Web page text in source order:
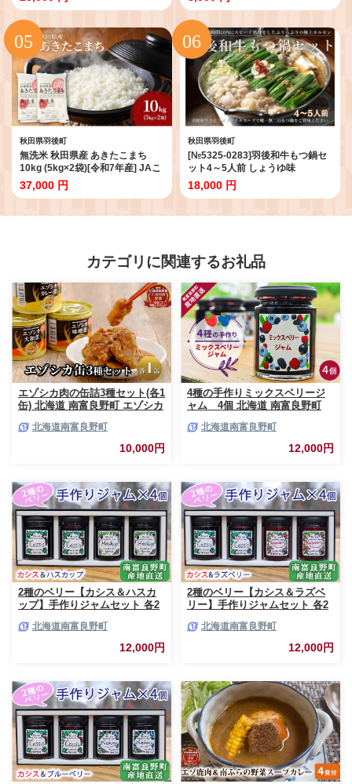
あま味 モチモチ 美味しい ブラン
ド米 銘柄米 秋田 羽後 】
夏のデザート ［菓子舗 木村屋］
【 お菓子 スイーツ ぷるぷる 小分
け 食べ比べ いちご みかん 桃 しろ
くま ラムネ 宇治 抹茶 チョコ ぶど
う 夏 秋田 羽後 】
秋田県羽後町
無洗米 秋田県産 あきたこまち
10kg (5kg×2袋)[令和7年産] JAこ
まち【 米 お米 白米 ご飯 お弁当
あま味 モチモチ 美味しい ブラン
37,000 円
秋田県羽後町
[№5325-0283]羽後和牛もつ鍋セ
ット4～5人前 しょうゆ味
18,000 円
カテゴリに関連するお礼品
エゾシカ肉の缶詰3種セット(各1
缶) 北海道 南富良野町 エゾシカ
合せ ジビエ 加工品 北海道産 国
産 おつまみ おかず 高たんぱく
低脂肪 鉄分 カレー 味噌 食べや
北海道南富良野町
10,000円
4種の手作りミックスベリージ
ャム 4個 北海道 南富良野町
合せ ブルーベリー てんさい糖
酸味 甘味 香り 甘酸っぱい 美味
北海道南富良野町
12,000円
2種のベリー【カシス＆ハスカ
ップ】手作りジャムセット 各2
シス ハスカップ ソース 果実 て
んさい糖 無農薬 ポリフェノー
北海道南富良野町
12,000円
2種のベリー【カシス＆ラズベ
リー】手作りジャムセット 各2
リー カシス ラズベリー ソース
果実 てんさい糖 無農薬
北海道南富良野町
12,000円